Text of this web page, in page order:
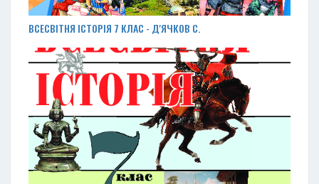
ВСЕСВІТНЯ ІСТОРІЯ 7 КЛАС - Д'ЯЧКОВ С.